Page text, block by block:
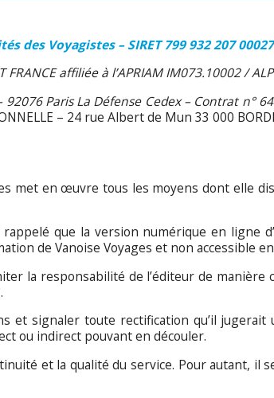
des Voyagistes – SIRET 799 932 207 00027
affiliée à l’APRIAM IM073.10002 /
92076 Paris La Défense Cedex – Contrat n°
– 24 rue Albert de Mun 33 000
met en œuvre tous les moyens dont elle
que la version numérique en ligne
de Vanoise Voyages et non accessible
la responsabilité de l’éditeur de
et signaler toute rectification qu’il
ou indirect pouvant en découler.
et la qualité du service. Pour autant,